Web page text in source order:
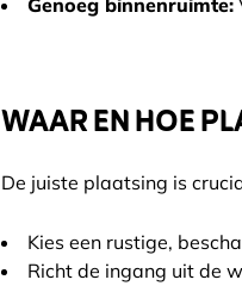
Genoeg binnenruimte:
WAAR EN HOE
De juiste plaatsing is
Kies een rustige,
Richt de ingang uit de